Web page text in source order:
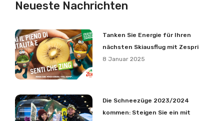
Neueste Nachrichten
Tanken Sie Energie für Ihren
nächsten Skiausflug mit Zespri
8 Januar 2025
Die Schneezüge 2023/2024
kommen: Steigen Sie ein mit